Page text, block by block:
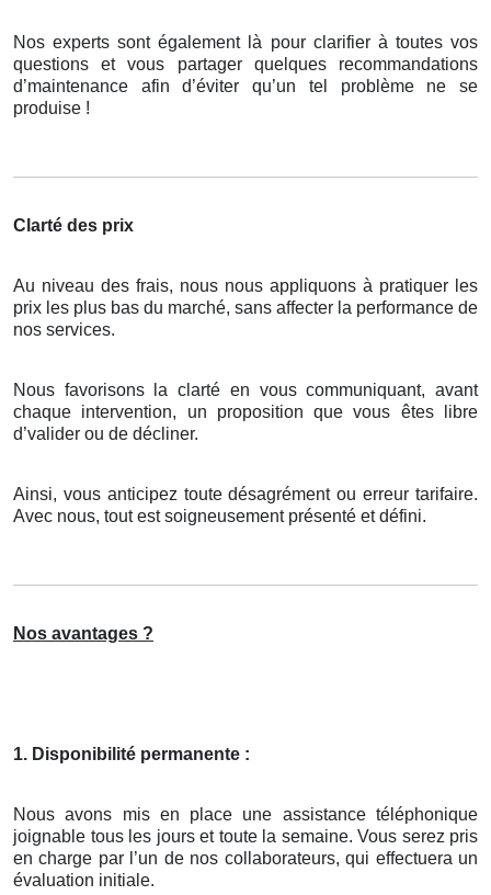
Nos experts sont également là pour clarifier à toutes vos
questions et vous partager quelques recommandations
d’maintenance afin d’éviter qu’un tel problème ne se
produise !
Clarté des prix
Au niveau des frais, nous nous appliquons à pratiquer les
prix les plus bas du marché, sans affecter la performance de
nos services.
Nous favorisons la clarté en vous communiquant, avant
chaque intervention, un proposition que vous êtes libre
d’valider ou de décliner.
Ainsi, vous anticipez toute désagrément ou erreur tarifaire.
Avec nous, tout est soigneusement présenté et défini.
Nos avantages ?
1. Disponibilité permanente :
Nous avons mis en place une assistance téléphonique
joignable tous les jours et toute la semaine. Vous serez pris
en charge par l’un de nos collaborateurs, qui effectuera un
évaluation initiale.